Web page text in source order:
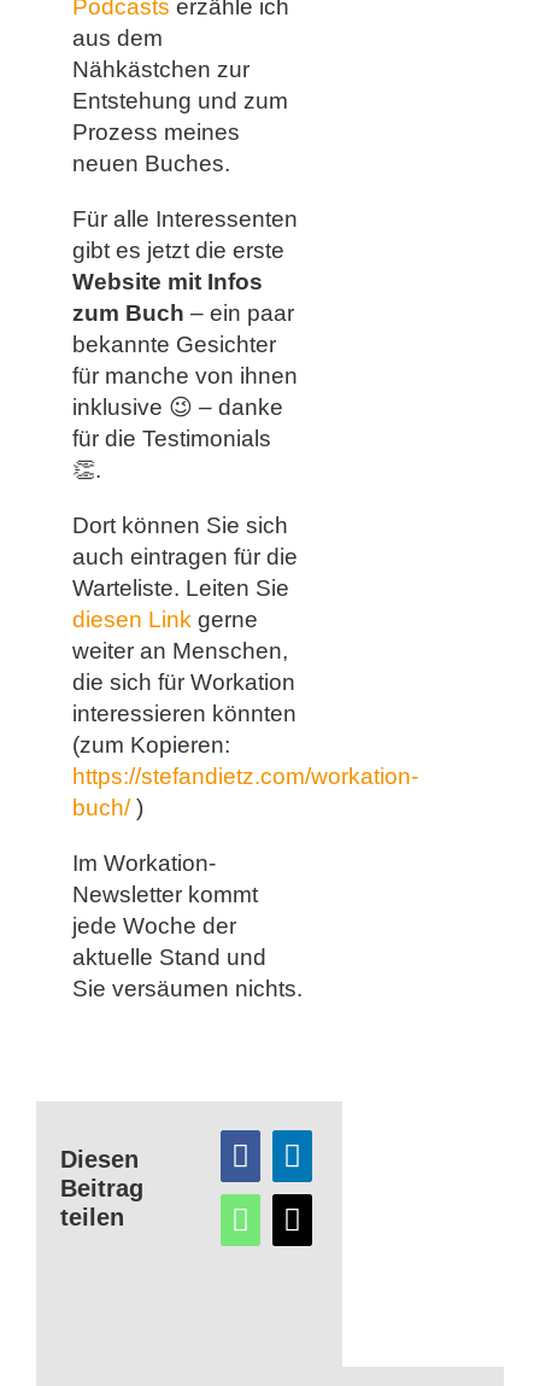
Podcasts erzähle ich
aus dem
Nähkästchen zur
Entstehung und zum
Prozess meines
neuen Buches.
Für alle Interessenten
gibt es jetzt die erste
Website mit Infos
zum Buch – ein paar
bekannte Gesichter
für manche von ihnen
inklusive 😉 – danke
für die Testimonials
👏.
Dort können Sie sich
auch eintragen für die
Warteliste. Leiten Sie
diesen Link gerne
weiter an Menschen,
die sich für Workation
interessieren könnten
(zum Kopieren:
https://stefandietz.com/workation-
buch/)
Im Workation-
Newsletter kommt
jede Woche der
aktuelle Stand und
Sie versäumen nichts.
Diesen
Beitrag
teilen